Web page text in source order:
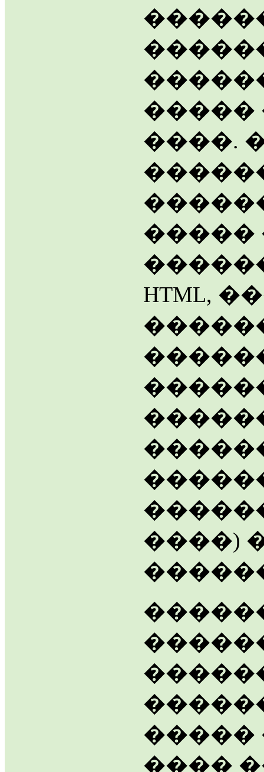
�����
����.
�����
HTML,
����)
�����
����